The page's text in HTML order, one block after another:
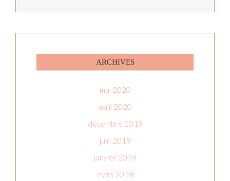
ARCHIVES
mai 2020
avril 2020
décembre 2019
juin 2019
janvier 2019
mars 2018